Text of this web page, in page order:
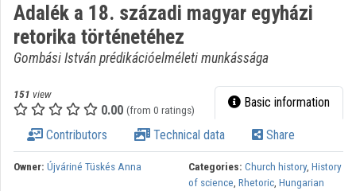
Organization discovery
Organization playlists
Organizations
Contributors
Adalék a 18. századi magyar egyházi
retorika történetéhez
Gombási István prédikációelméleti munkássága
151 view
0.00 (from 0 ratings) Basic information
Contributors Technical data Share
Owner: Újváriné Tüskés Anna Categories: Church history, History
of science, Rhetoric, Hungarian